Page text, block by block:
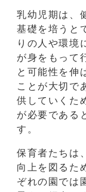
乳幼児期は、
基礎を培うと
りの人や環境
が身をもって
と可能性を伸
ことが大切で
供していくた
が必要である
す。
保育者たちは
向上を図るた
ぞれの園では